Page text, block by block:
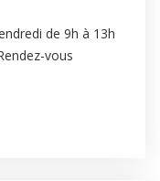
de 9h à 13h
vous